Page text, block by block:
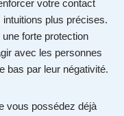
votre contact
plus précises.
forte protection
avec les personnes
bas par leur négativité.
vous possédez déjà